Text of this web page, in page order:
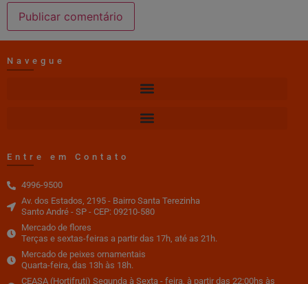
Navegue
Entre em Contato
4996-9500
Av. dos Estados, 2195 - Bairro Santa Terezinha
Santo André - SP - CEP: 09210-580
Mercado de flores
Terças e sextas-feiras a partir das 17h, até as 21h.
Mercado de peixes ornamentais
Quarta-feira, das 13h às 18h.
CEASA (Hortifruti) Segunda à Sexta - feira, à partir das 22:00hs às